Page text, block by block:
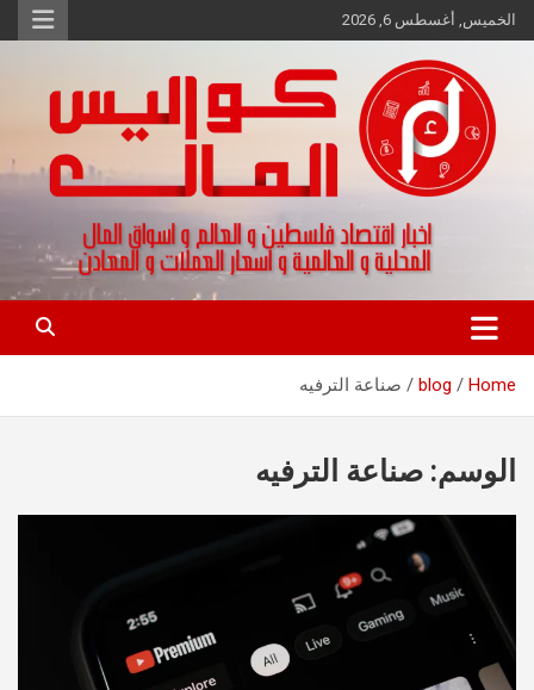
Skip
to
الخميس, أغسطس 6, 2026
كواليس المال
اخبار اقتصاد فلسطين و العالم و تقارير اسواق المال و العملات
Home
blog صناعة الترفيه
الوسم: صناعة الترفيه